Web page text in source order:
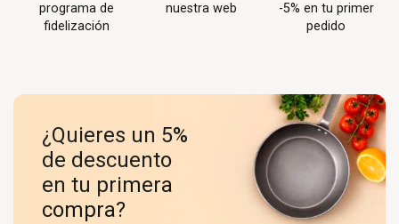
programa de
fidelización
nuestra web
-5% en tu primer
pedido
¿Quieres un 5%
de descuento
en tu primera
compra?